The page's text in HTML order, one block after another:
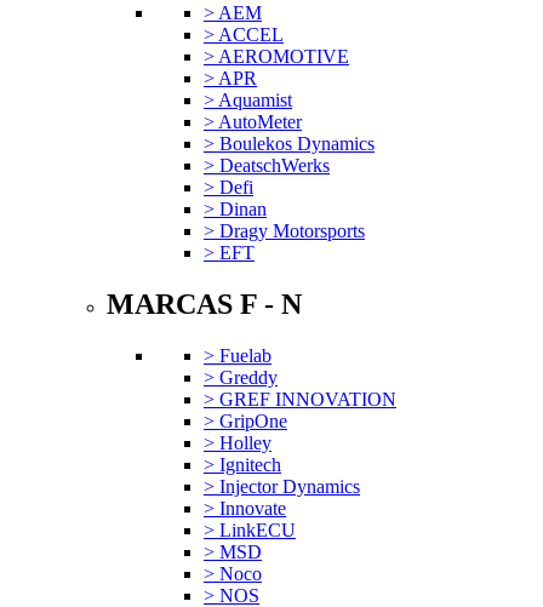
> AEM
> ACCEL
> AEROMOTIVE
> APR
> Aquamist
> AutoMeter
> Boulekos Dynamics
> DeatschWerks
> Defi
> Dinan
> Dragy Motorsports
> EFT
MARCAS F - N
> Fuelab
> Greddy
> GREF INNOVATION
> GripOne
> Holley
> Ignitech
> Injector Dynamics
> Innovate
> LinkECU
> MSD
> Noco
> NOS